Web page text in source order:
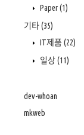
Paper(1)
기타(35)
IT제품 (22)
일상(11)
dev-whoan
mkweb